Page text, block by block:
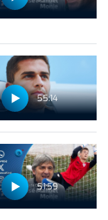
55:14
51:59